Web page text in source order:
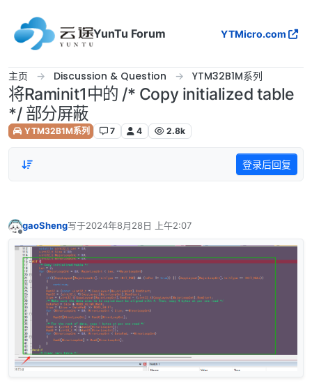
YunTu Forum
YTMicro.com
主页 Discussion & Question YTM32B1M系列
将Raminit1中的 /* Copy initialized table
*/ 部分屏蔽
YTM32B1M系列 7 4 2.8k
登录后回复
gaoSheng写于2024年8月28日 上午2:07
最后由 编辑